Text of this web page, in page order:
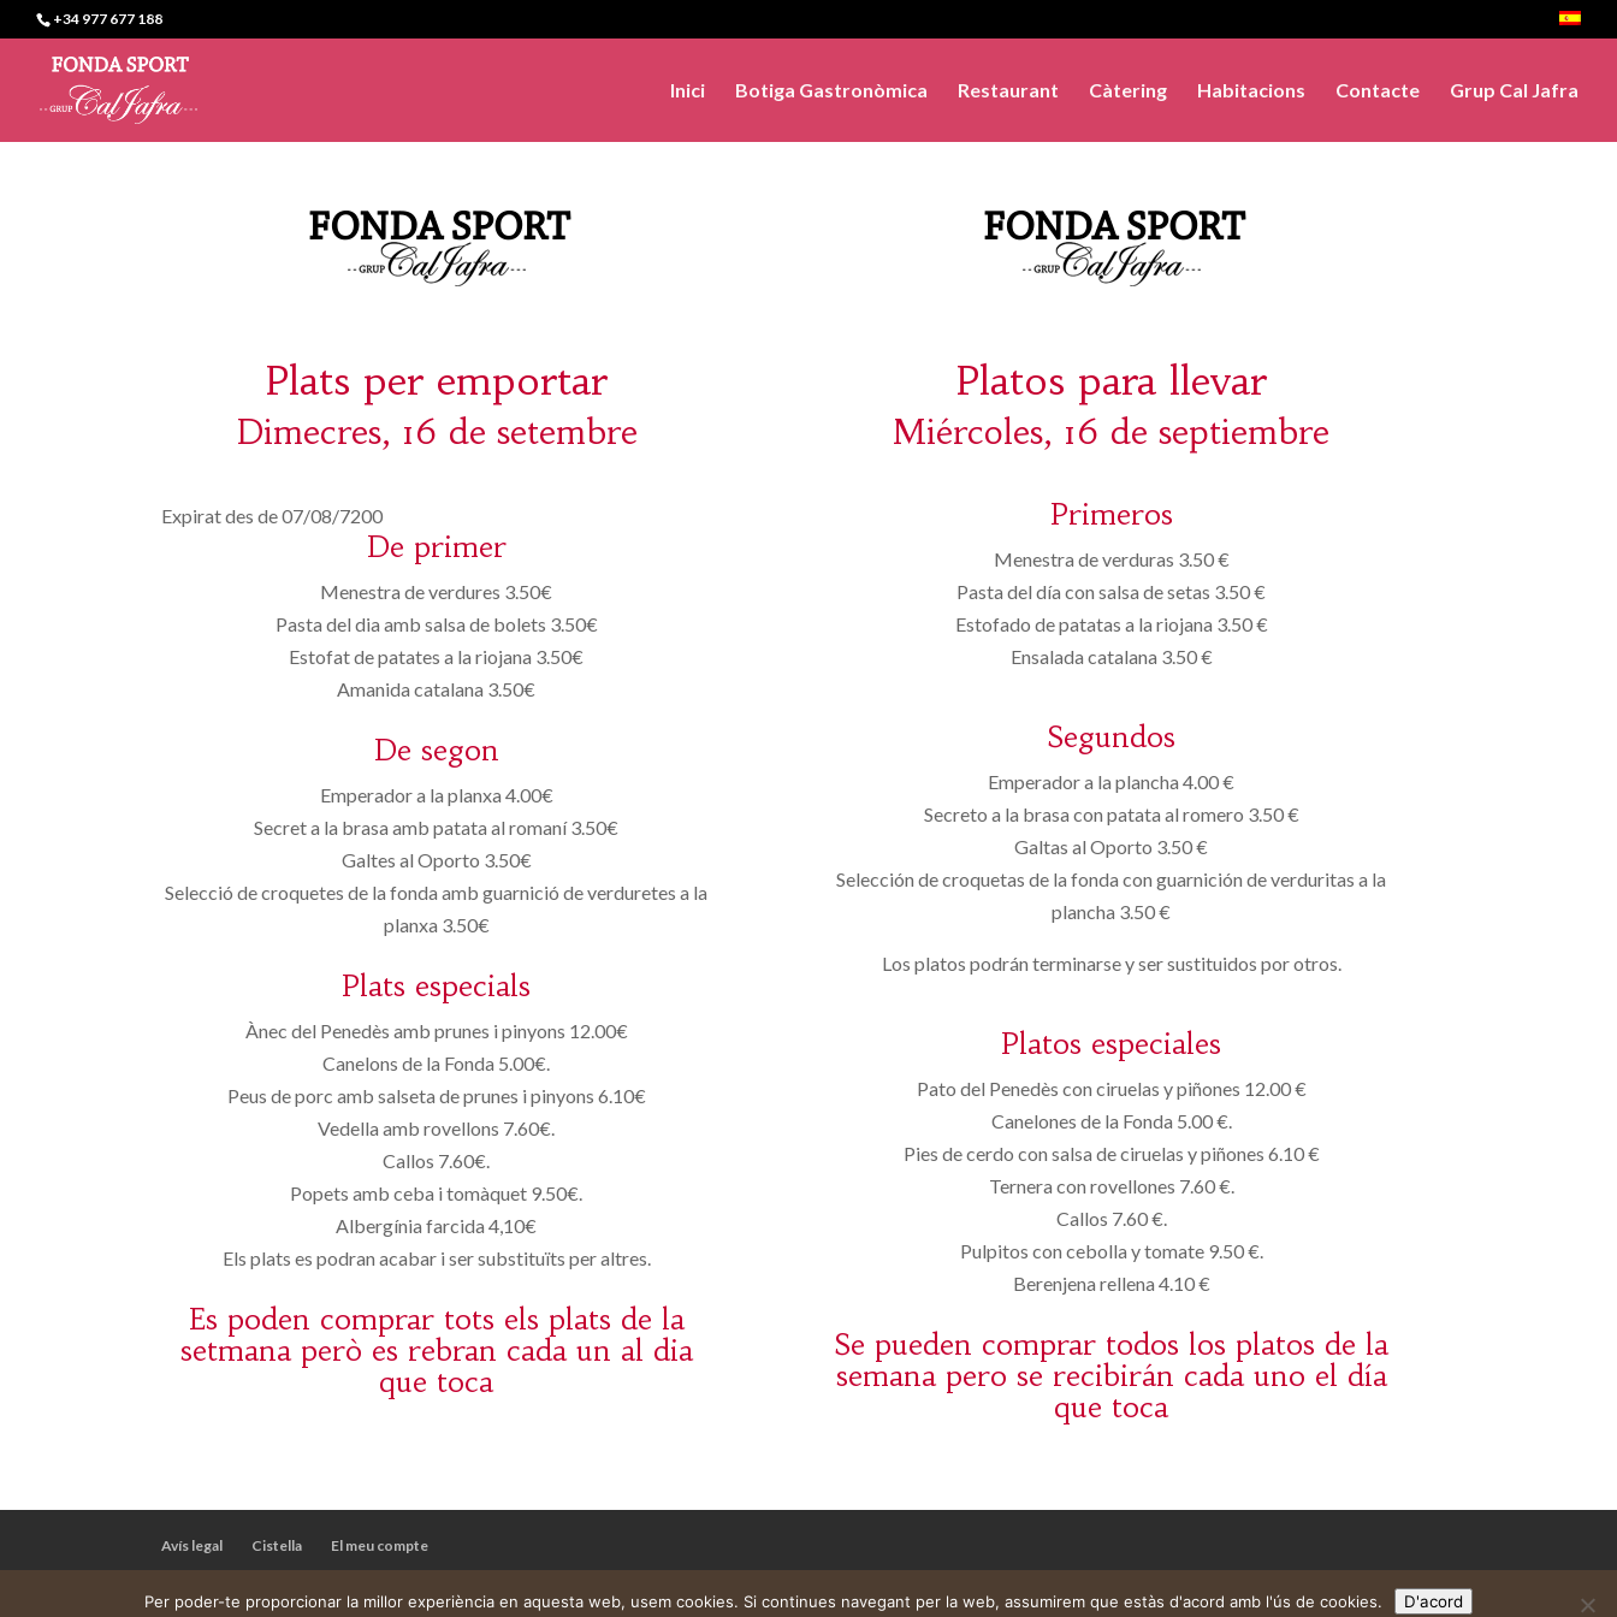
+34 977 677 188
Inici Botiga Gastronòmica Restaurant Càtering Habitacions Contacte Grup Cal Jafra
Plats per emportar
Dimecres, 16 de setembre
Expirat des de 07/08/7200
De primer
Menestra de verdures 3.50€
Pasta del dia amb salsa de bolets 3.50€
Estofat de patates a la riojana 3.50€
Amanida catalana 3.50€
De segon
Emperador a la planxa 4.00€
Secret a la brasa amb patata al romaní 3.50€
Galtes al Oporto 3.50€
Selecció de croquetes de la fonda amb guarnició de verduretes a la
planxa 3.50€
Plats especials
Ànec del Penedès amb prunes i pinyons 12.00€
Canelons de la Fonda 5.00€.
Peus de porc amb salseta de prunes i pinyons 6.10€
Vedella amb rovellons 7.60€.
Callos 7.60€.
Popets amb ceba i tomàquet 9.50€.
Albergínia farcida 4,10€
Els plats es podran acabar i ser substituïts per altres.
Es poden comprar tots els plats de la
setmana però es rebran cada un al dia
que toca
Platos para llevar
Miércoles, 16 de septiembre
Primeros
Menestra de verduras 3.50 €
Pasta del día con salsa de setas 3.50 €
Estofado de patatas a la riojana 3.50 €
Ensalada catalana 3.50 €
Segundos
Emperador a la plancha 4.00 €
Secreto a la brasa con patata al romero 3.50 €
Galtas al Oporto 3.50 €
Selección de croquetas de la fonda con guarnición de verduritas a la
plancha 3.50 €
Los platos podrán terminarse y ser sustituidos por otros.
Platos especiales
Pato del Penedès con ciruelas y piñones 12.00 €
Canelones de la Fonda 5.00 €.
Pies de cerdo con salsa de ciruelas y piñones 6.10 €
Ternera con rovellones 7.60 €.
Callos 7.60 €.
Pulpitos con cebolla y tomate 9.50 €.
Berenjena rellena 4.10 €
Se pueden comprar todos los platos de la
semana pero se recibirán cada uno el día
que toca
Avís legal Cistella El meu compte
Web construïda perDeMomentSomTres
Per poder-te proporcionar la millor experiència en aquesta web, usem cookies. Si continues navegant per la web, assumirem que estàs d'acord amb l'ús de cookies. D'acord